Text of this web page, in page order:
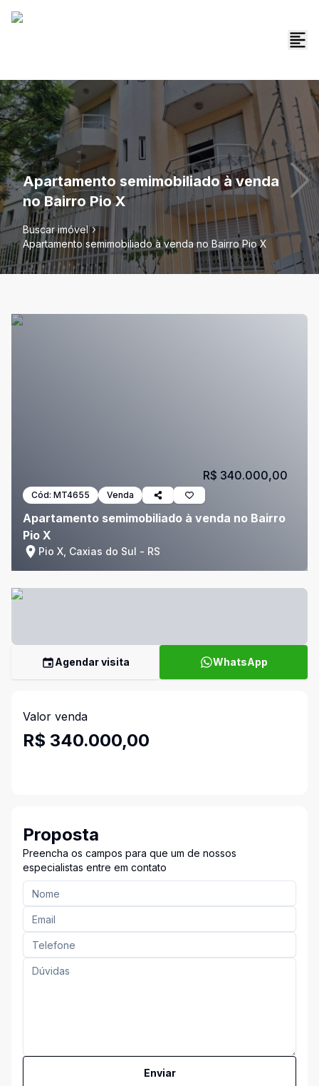
Apartamento semimobiliado à venda
no Bairro Pio X
Buscar imóvel
Apartamento semimobiliado à venda no Bairro Pio X
Cód: MT4655 Venda
Apartamento semimobiliado à venda no Bairro
Pio X
Pio X, Caxias do Sul - RS
R$ 340.000,00
Agendar visita WhatsApp
Valor venda
R$ 340.000,00
Proposta
Preencha os campos para que um de nossos
especialistas entre em contato
Enviar